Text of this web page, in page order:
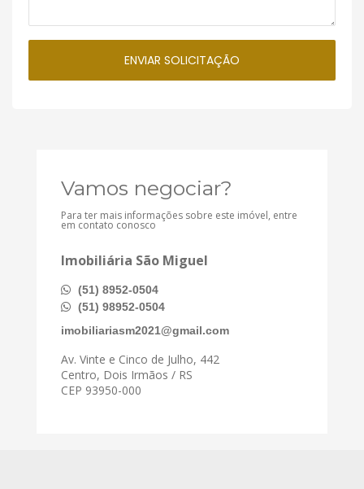
Vamos negociar?
Para ter mais informações sobre este imóvel, entre
em contato conosco
Imobiliária São Miguel
(51) 8952-0504
(51) 98952-0504
imobiliariasm2021@gmail.com
Av. Vinte e Cinco de Julho, 442
Centro, Dois Irmãos / RS
CEP 93950-000